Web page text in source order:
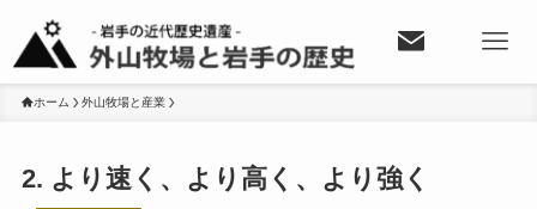
ホーム 外山牧場と産業
2. より速く、より高く、より強く